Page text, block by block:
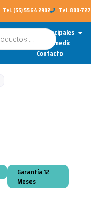
Tel. (55) 5564 2902 Tel. 800-
Categorías Principales
Sobre Redimedic
Contacto
Garantía 12
Meses